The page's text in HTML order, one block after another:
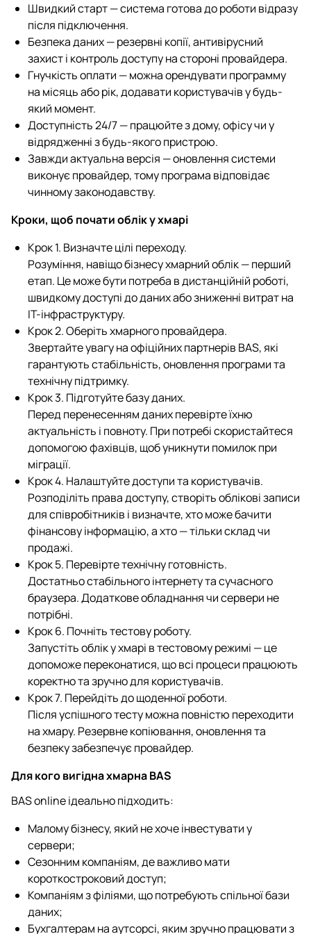
Швидкий старт — система готова до роботи відразу
після підключення.
Безпека даних — резервні копії, антивірусний
захист і контроль доступу на стороні провайдера.
Гнучкість оплати — можна орендувати программу
на місяць або рік, додавати користувачів у будь-
який момент.
Доступність 24/7 — працюйте з дому, офісу чи у
відрядженні з будь-якого пристрою.
Завжди актуальна версія — оновлення системи
виконує провайдер, тому програма відповідає
чинному законодавству.
Кроки, щоб почати облік у хмарі
Крок 1. Визначте цілі переходу.
Розуміння, навіщо бізнесу хмарний облік — перший
етап. Це може бути потреба в дистанційній роботі,
швидкому доступі до даних або зниженні витрат на
ІТ-інфраструктуру.
Крок 2. Оберіть хмарного провайдера.
Звертайте увагу на офіційних партнерів BAS, які
гарантують стабільність, оновлення програми та
технічну підтримку.
Крок 3. Підготуйте базу даних.
Перед перенесенням даних перевірте їхню
актуальність і повноту. При потребі скористайтеся
допомогою фахівців, щоб уникнути помилок при
міграції.
Крок 4. Налаштуйте доступи та користувачів.
Розподіліть права доступу, створіть облікові записи
для співробітників і визначте, хто може бачити
фінансову інформацію, а хто — тільки склад чи
продажі.
Крок 5. Перевірте технічну готовність.
Достатньо стабільного інтернету та сучасного
браузера. Додаткове обладнання чи сервери не
потрібні.
Крок 6. Почніть тестову роботу.
Запустіть облік у хмарі в тестовому режимі — це
допоможе переконатися, що всі процеси працюють
коректно та зручно для користувачів.
Крок 7. Перейдіть до щоденної роботи.
Після успішного тесту можна повністю переходити
на хмару. Резервне копіювання, оновлення та
безпеку забезпечує провайдер.
Для кого вигідна хмарна BAS
BAS online ідеально підходить:
Малому бізнесу, який не хоче інвестувати у
сервери;
Сезонним компаніям, де важливо мати
короткостроковий доступ;
Компаніям з філіями, що потребують спільної бази
даних;
Бухгалтерам на аутсорсі, яким зручно працювати з